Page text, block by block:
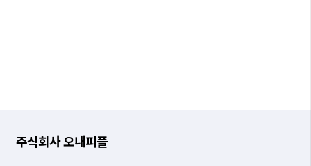
주식회사 오내피플